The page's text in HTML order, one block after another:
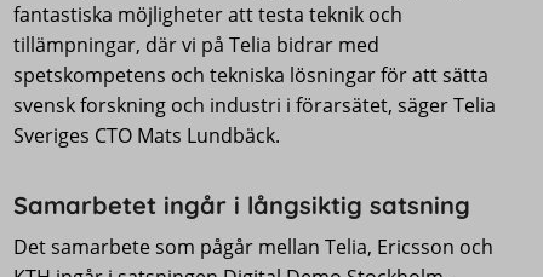
fantastiska möjligheter att testa teknik och
tillämpningar, där vi på Telia bidrar med
spetskompetens och tekniska lösningar för att sätta
svensk forskning och industri i förarsätet, säger Telia
Sveriges CTO Mats Lundbäck.
Samarbetet ingår i långsiktig satsning
Det samarbete som pågår mellan Telia, Ericsson och